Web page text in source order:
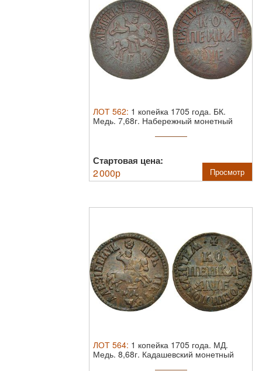
ЛОТ 562: 1 копейка 1705 года. БК.
Медь. 7,68г. Набережный монетный
Стартовая цена:
2 000р Просмотр
ЛОТ 564: 1 копейка 1705 года. МД.
Медь. 8,68г. Кадашевский монетный